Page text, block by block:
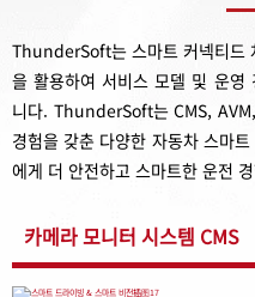
ThunderSoft는 스마트 커넥티드
을 활용하여 서비스 모델 및 운영
니다. ThunderSoft는 CMS,
경험을 갖춘 다양한 자동차 스마
에게 더 안전하고 스마트한 운전
카메라 모니터 시스템 CMS